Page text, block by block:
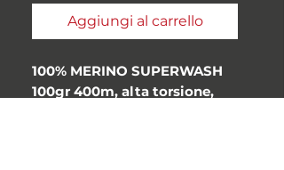
Aggiungi al carrello
100% MERINO SUPERWASH
100gr 400m, alta torsione,